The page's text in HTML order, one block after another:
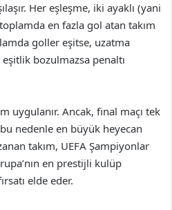
Her eşleşme, iki ayaklı (yani
en fazla gol atan takım
goller eşitse, uzatma
bozulmazsa penaltı
uygulanır. Ancak, final maçı tek
nedenle en büyük heyecan
takım, UEFA Şampiyonlar
en prestijli kulüp
elde eder.